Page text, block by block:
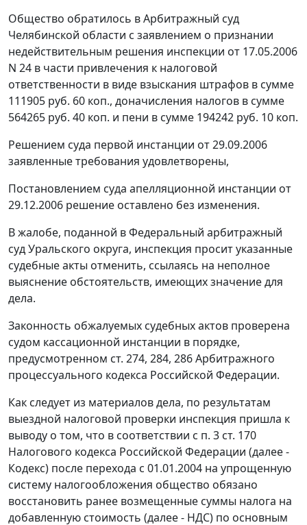
Общество обратилось в Арбитражный суд
Челябинской области с заявлением о признании
недействительным решения инспекции от 17.05.2006
N 24 в части привлечения к налоговой
ответственности в виде взыскания штрафов в сумме
111905 руб. 60 коп., доначисления налогов в сумме
564265 руб. 40 коп. и пени в сумме 194242 руб. 10 коп.
Решением суда первой инстанции от 29.09.2006
заявленные требования удовлетворены,
Постановлением суда апелляционной инстанции от
29.12.2006 решение оставлено без изменения.
В жалобе, поданной в Федеральный арбитражный
суд Уральского округа, инспекция просит указанные
судебные акты отменить, ссылаясь на неполное
выяснение обстоятельств, имеющих значение для
дела.
Законность обжалуемых судебных актов проверена
судом кассационной инстанции в порядке,
предусмотренном ст. 274, 284, 286Арбитражного
процессуального кодекса Российской Федерации.
Как следует из материалов дела, по результатам
выездной налоговой проверки инспекция пришла к
выводу о том, что в соответствии с п. 3 ст. 170
Налогового кодекса Российской Федерации (далее -
Кодекс) после перехода с 01.01.2004 на упрощенную
систему налогообложения общество обязано
восстановить ранее возмещенные суммы налога на
добавленную стоимость (далее - НДС) по основным